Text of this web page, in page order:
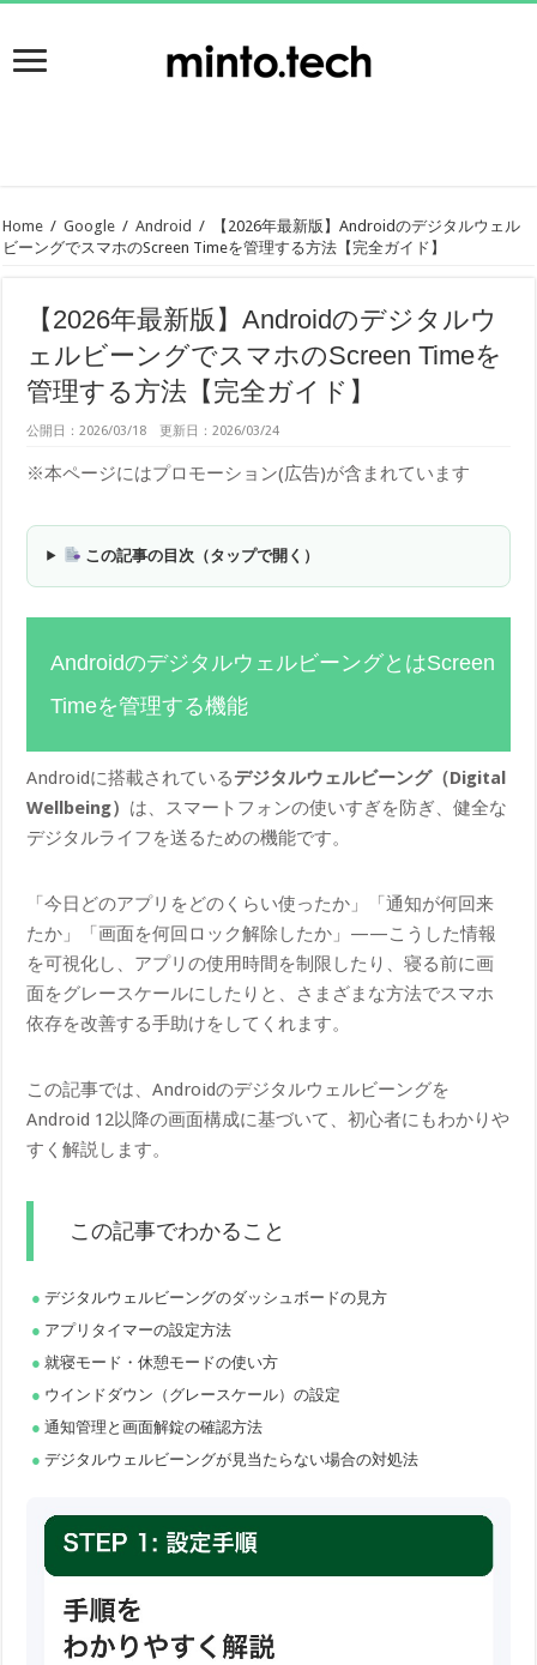
Home / Google / Android /
【2026年最新版】Androidのデジタルウェル
ビーングでスマホのScreen Timeを管理する方法【完全ガイド】
【2026年最新版】Androidのデジタルウ
ェルビーングでスマホのScreen Timeを
管理する方法【完全ガイド】
公開日：2026/03/18 更新日：2026/03/24
※本ページにはプロモーション(広告)が含まれています
この記事の目次（タップで開く）
AndroidのデジタルウェルビーングとはScreen
Timeを管理する機能
Androidに搭載されているデジタルウェルビーング（Digital
Wellbeing） は、スマートフォンの使いすぎを防ぎ、健全な
デジタルライフを送るための機能です。
「今日どのアプリをどのくらい使ったか」「通知が何回来
たか」「画面を何回ロック解除したか」——こうした情報
を可視化し、アプリの使用時間を制限したり、寝る前に画
面をグレースケールにしたりと、さまざまな方法でスマホ
依存を改善する手助けをしてくれます。
この記事では、Androidのデジタルウェルビーングを
Android 12以降の画面構成に基づいて、初心者にもわかりや
すく解説します。
この記事でわかること
デジタルウェルビーングのダッシュボードの見方
アプリタイマーの設定方法
就寝モード・休憩モードの使い方
ウインドダウン（グレースケール）の設定
通知管理と画面解錠の確認方法
デジタルウェルビーングが見当たらない場合の対処法